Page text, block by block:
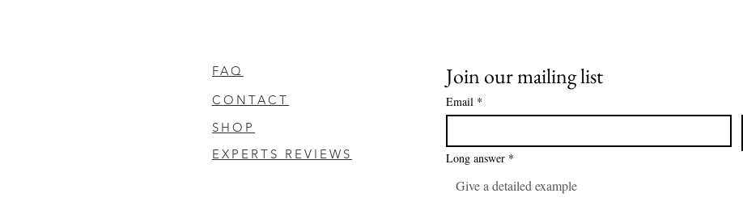
FAQ
CONTACT
SHOP
EXPERTS REVIEWS
Join our mailing list
Email *
Long answer *